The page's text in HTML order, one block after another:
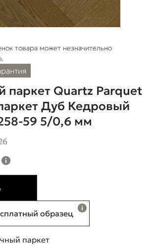
товара может незначительно
паркет Quartz Parquet
Дуб Кедровый
59 5/0,6 мм
образец
паркет